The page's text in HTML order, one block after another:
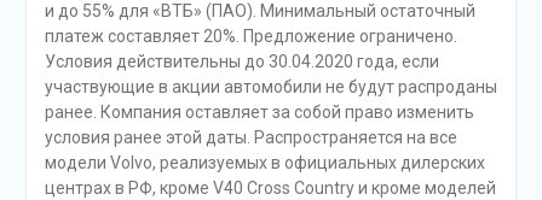
и до 55% для «ВТБ» (ПАО). Минимальный остаточный
платеж составляет 20%. Предложение ограничено.
Условия действительны до 30.04.2020 года, если
участвующие в акции автомобили не будут распроданы
ранее. Компания оставляет за собой право изменить
условия ранее этой даты. Распространяется на все
модели Volvo, реализуемых в официальных дилерских
центрах в РФ, кроме V40 Cross Country и кроме моделей